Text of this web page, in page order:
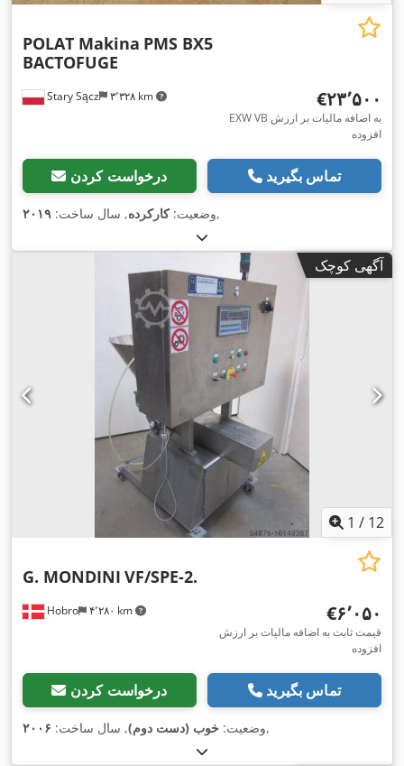
Stary Sącz ۳٬۳۲۸ km
POLAT Makina PMS BX5
BACTOFUGE
‎€۲۳٬۵۰۰
EXW VB به اضافه مالیات بر ارزش
افزوده
درخواست کردن تماس بگیرید
وضعیت:کارکرده, سال ساخت: ۲۰۱۹ ,
آگهی کوچک
1 / 12
Hobro ۴٬۲۸۰ km
G. MONDINI VF/SPE-2.
‎€۶٬۰۵۰
قیمت ثابت به اضافه مالیات بر ارزش
افزوده
درخواست کردن تماس بگیرید
وضعیت: خوب (دست دوم), سال ساخت: ۲۰۰۶ ,